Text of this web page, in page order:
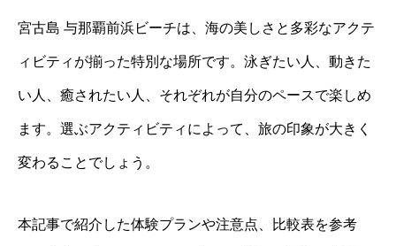
宮古島 与那覇前浜ビーチは、海の美しさと多彩なアクテ
ィビティが揃った特別な場所です。泳ぎたい人、動きた
い人、癒されたい人、それぞれが自分のペースで楽しめ
ます。選ぶアクティビティによって、旅の印象が大きく
変わることでしょう。
本記事で紹介した体験プランや注意点、比較表を参考